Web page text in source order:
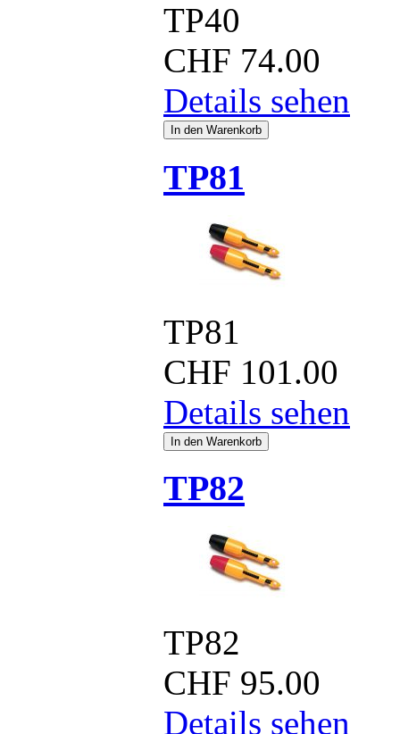
TP40
CHF 74.00
Details sehen
TP81
TP81
CHF 101.00
Details sehen
TP82
TP82
CHF 95.00
Details sehen